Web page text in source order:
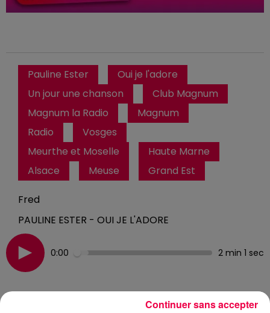
Pauline Ester
Oui je l'adore
Un jour une chanson
Club Magnum
Magnum la Radio
Magnum
Radio
Vosges
Meurthe et Moselle
Haute Marne
Alsace
Meuse Grand Est
Fred
PAULINE ESTER - OUI JE L'ADORE
0:00 2 min 1 sec
Continuer sans accepter